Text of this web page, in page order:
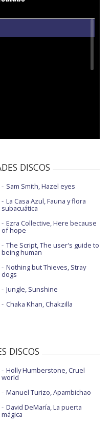
A solas
DISCOS
Sam Smith, Hazel eyes
La Casa Azul, Fauna y flora
subacuática
Ezra Collective, Here because
of hope
The Script, The user's guide to
being human
Nothing but Thieves, Stray
dogs
Jungle, Sunshine
Chaka Khan, Chakzilla
DISCOS
Holly Humberstone, Cruel
world
Manuel Turizo, Apambichao
David DeMaría, La puerta
mágica